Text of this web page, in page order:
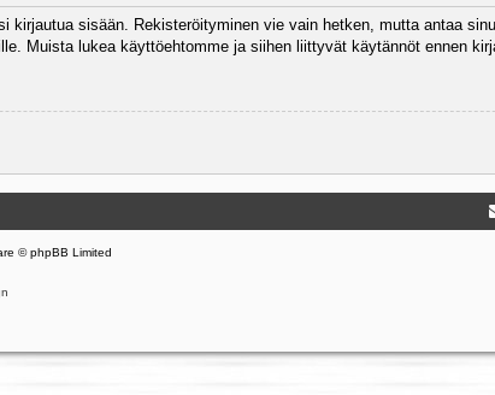
kirjautua sisään. Rekisteröityminen vie vain hetken, mutta antaa
Muista lukea käyttöehtomme ja siihen liittyvät käytännöt ennen
© phpBB Limited